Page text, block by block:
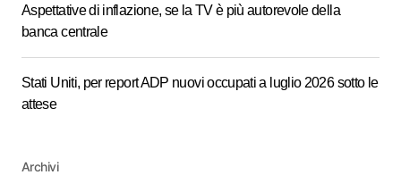
Aspettative di inflazione, se la TV è più autorevole della
banca centrale
Stati Uniti, per report ADP nuovi occupati a luglio 2026 sotto le
attese
Archivi